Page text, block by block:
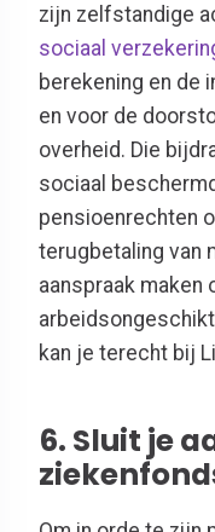
zijn zelfstandige
sociaal
berekening en de
en voor de
overheid. Die
sociaal
pensioenrechten
terugbetaling van
aanspraak maken
kan je terecht bij
6. Sluit je